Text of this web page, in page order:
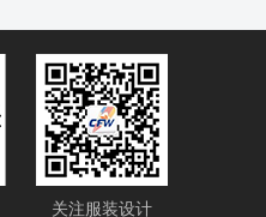
关注服装设计